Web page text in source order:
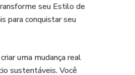
seu Estilo de
para conquistar seu
uma mudança real
sustentáveis. Você